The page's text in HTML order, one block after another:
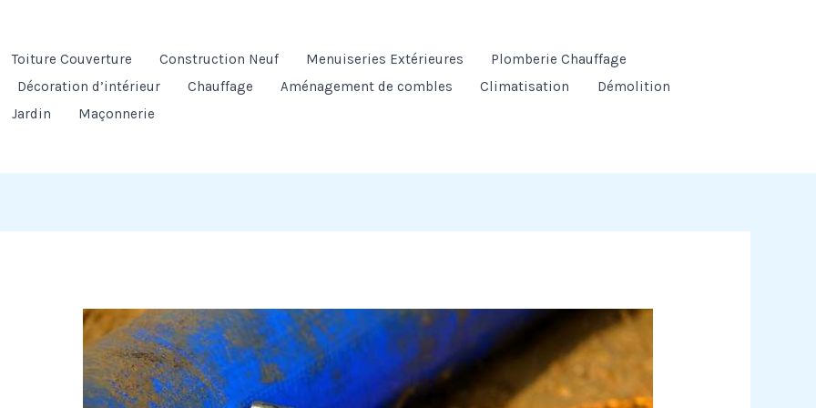
Toiture Couverture Construction Neuf Menuiseries Extérieures
Plomberie Chauffage
Décoration d’intérieur Chauffage Aménagement de combles Climatisation
Démolition
Jardin Maçonnerie